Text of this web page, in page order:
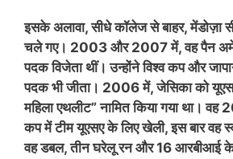
इसके अलावा, सीधे कॉलेज से बाहर, मेंडोज़ा
चले गए। 2003 और 2007 में, वह पैन
पदक विजेता थीं। उन्होंने विश्व कप और
पदक भी जीता। 2006 में, जेसिका को यूएसए
महिला एथलीट” नामित किया गया था। वह
कप में टीम यूएसए के लिए खेली, इस बार वह
वह डबल, तीन घरेलू रन और 16 आरबीआई